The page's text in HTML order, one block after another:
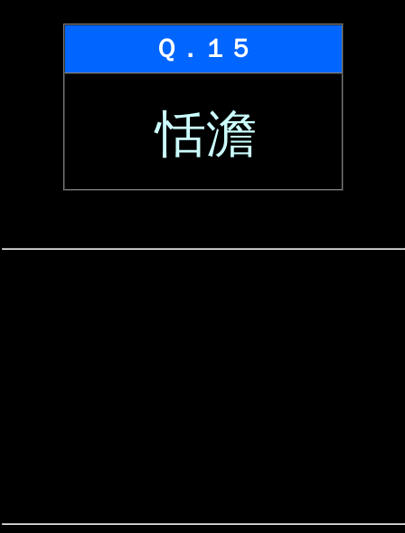
Ｑ．１５
恬澹